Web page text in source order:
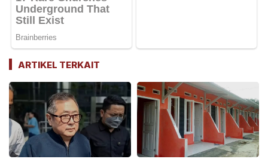
ARTIKEL TERKAIT